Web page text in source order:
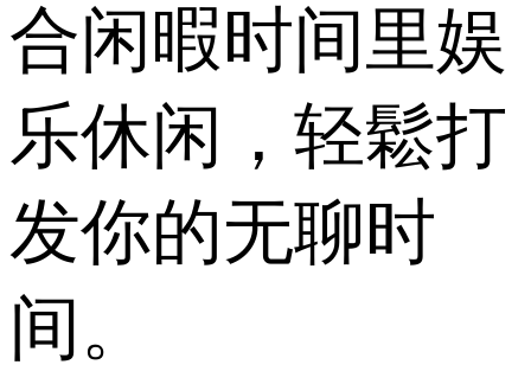
合闲暇时间里娱
乐休闲，轻鬆打
发你的无聊时
间。